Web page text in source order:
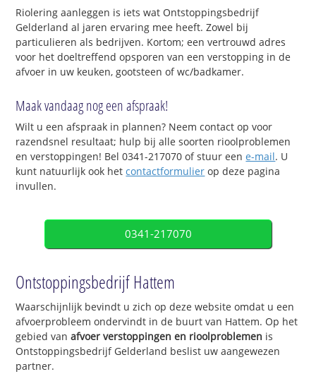
Riolering aanleggen is iets wat Ontstoppingsbedrijf
Gelderland al jaren ervaring mee heeft. Zowel bij
particulieren als bedrijven. Kortom; een vertrouwd adres
voor het doeltreffend opsporen van een verstopping in de
afvoer in uw keuken, gootsteen of wc/badkamer.
Maak vandaag nog een afspraak!
Wilt u een afspraak in plannen? Neem contact op voor
razendsnel resultaat; hulp bij alle soorten rioolproblemen
en verstoppingen! Bel 0341-217070 of stuur eene-mail. U
kunt natuurlijk ook hetcontactformulier op deze pagina
invullen.
0341-217070
Ontstoppingsbedrijf Hattem
Waarschijnlijk bevindt u zich op deze website omdat u een
afvoerprobleem ondervindt in de buurt van Hattem. Op het
gebied vanafvoer verstoppingen en rioolproblemen is
Ontstoppingsbedrijf Gelderland beslist uw aangewezen
partner.